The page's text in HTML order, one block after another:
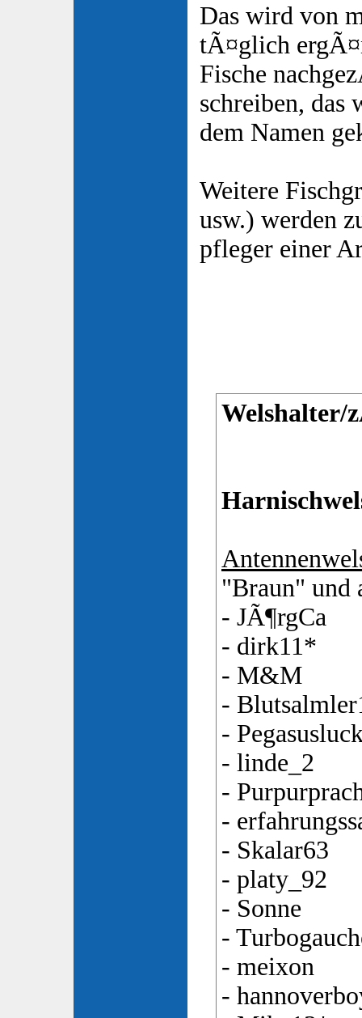
Das wird von
tÃ¤glich
Fische
schreiben,
dem Namen
Weitere
usw.) werden
pfleger einer
Welshalter/
"Braun" und
- JÃ¶rgCa
- dirk11*
- M&M
-
-
- linde_2
-
-
- Skalar63
- platy_92
- Sonne
-
- meixon
-